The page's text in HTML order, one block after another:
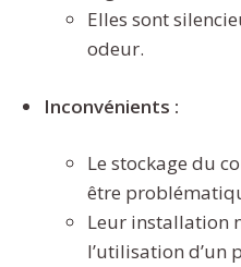
Elles sont
odeur.
Inconvénients :
Le stockage du
être
Leur installation
l’utilisation d’un